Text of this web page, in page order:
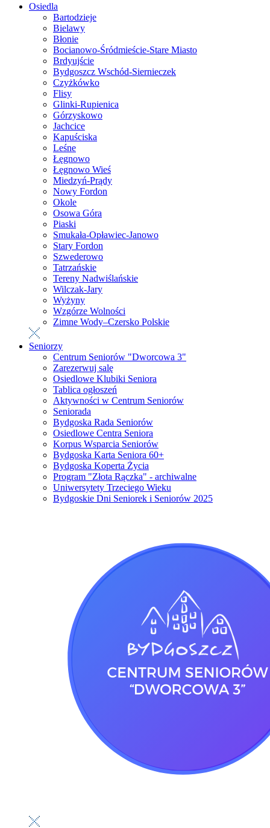
Osiedla
Bartodzieje
Bielawy
Błonie
Bocianowo-Śródmieście-Stare Miasto
Brdyujście
Bydgoszcz Wschód-Siernieczek
Czyżkówko
Flisy
Glinki-Rupienica
Górzyskowo
Jachcice
Kapuściska
Leśne
Łęgnowo
Łęgnowo Wieś
Miedzyń-Prądy
Nowy Fordon
Okole
Osowa Góra
Piaski
Smukała-Opławiec-Janowo
Stary Fordon
Szwederowo
Tatrzańskie
Tereny Nadwiślańskie
Wilczak-Jary
Wyżyny
Wzgórze Wolności
Zimne Wody–Czersko Polskie
Seniorzy
Centrum Seniorów "Dworcowa 3"
Zarezerwuj salę
Osiedlowe Klubiki Seniora
Tablica ogłoszeń
Aktywności w Centrum Seniorów
Seniorada
Bydgoska Rada Seniorów
Osiedlowe Centra Seniora
Korpus Wsparcia Seniorów
Bydgoska Karta Seniora 60+
Bydgoska Koperta Życia
Program "Złota Rączka" - archiwalne
Uniwersytety Trzeciego Wieku
Bydgoskie Dni Seniorek i Seniorów 2025